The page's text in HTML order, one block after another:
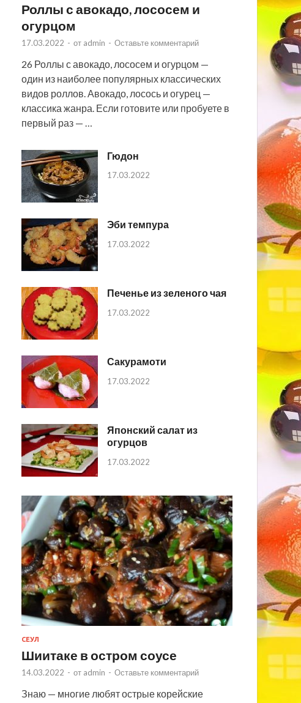
Роллы с авокадо, лососем и
огурцом
17.03.2022 - от admin - Оставьте комментарий
26 Роллы с авокадо, лососем и огурцом —
один из наиболее популярных классических
видов роллов. Авокадо, лосось и огурец —
классика жанра. Если готовите или пробуете в
первый раз — …
Гюдон
17.03.2022
Эби темпура
17.03.2022
Печенье из зеленого чая
17.03.2022
Сакурамоти
17.03.2022
Японский салат из
огурцов
17.03.2022
СЕУЛ
Шиитаке в остром соусе
14.03.2022 - от admin - Оставьте комментарий
Знаю — многие любят острые корейские